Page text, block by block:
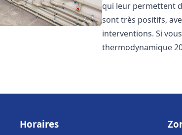
qui leur permettent
sont très positifs,
interventions. Si
thermodynamique
Horaires